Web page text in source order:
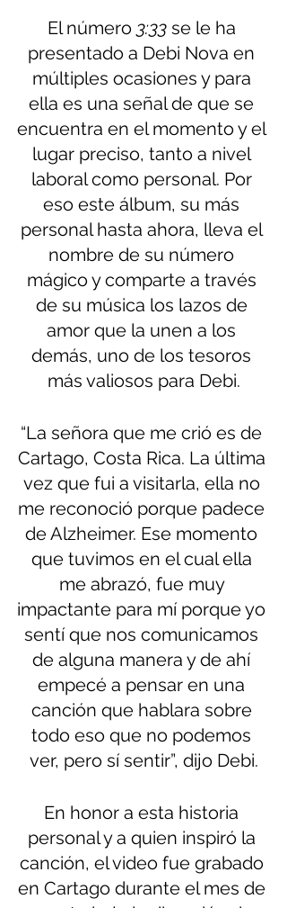
El número 3:33 se le ha
presentado a Debi Nova en
múltiples ocasiones y para
ella es una señal de que se
encuentra en el momento y el
lugar preciso, tanto a nivel
laboral como personal. Por
eso este álbum, su más
personal hasta ahora, lleva el
nombre de su número
mágico y comparte a través
de su música los lazos de
amor que la unen a los
demás, uno de los tesoros
más valiosos para Debi.
“La señora que me crió es de
Cartago, Costa Rica. La última
vez que fui a visitarla, ella no
me reconoció porque padece
de Alzheimer. Ese momento
que tuvimos en el cual ella
me abrazó, fue muy
impactante para mí porque yo
sentí que nos comunicamos
de alguna manera y de ahí
empecé a pensar en una
canción que hablara sobre
todo eso que no podemos
ver, pero sí sentir”, dijo Debi.
En honor a esta historia
personal y a quien inspiró la
canción, el video fue grabado
en Cartago durante el mes de